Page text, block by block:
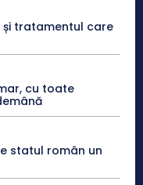
tratamentul care
cu toate
statul român un